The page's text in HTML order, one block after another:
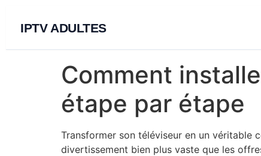
IPTV ADULTES
Comment
étape par étape
Transformer son téléviseur en un véritable
divertissement bien plus vaste que les